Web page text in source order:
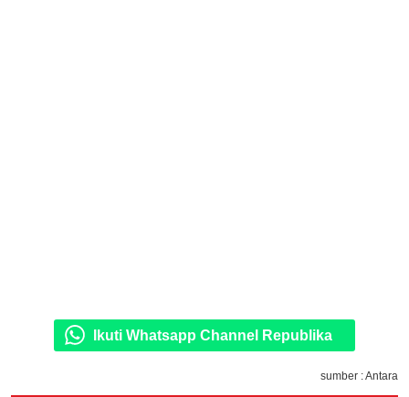
Ikuti Whatsapp Channel Republika
sumber : Antara